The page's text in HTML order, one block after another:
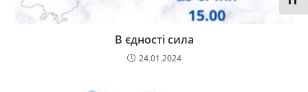
В єдності сила
24.01.2024